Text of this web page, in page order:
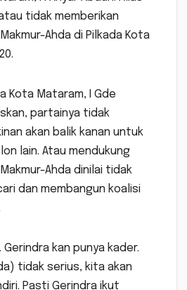
tidak memberikan
Ahda di Pilkada Kota
Kota Mataram, I Gde
partainya tidak
akan balik kanan untuk
lain. Atau mendukung
Ahda dinilai tidak
dan membangun koalisi
kan punya kader.
tidak serius, kita akan
Pasti Gerindra ikut